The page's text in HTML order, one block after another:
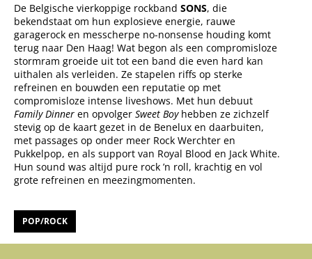
De Belgische vierkoppige rockband SONS, die
bekendstaat om hun explosieve energie, rauwe
garagerock en messcherpe no-nonsense houding komt
terug naar Den Haag! Wat begon als een compromisloze
stormram groeide uit tot een band die even hard kan
uithalen als verleiden. Ze stapelen riffs op sterke
refreinen en bouwden een reputatie op met
compromisloze intense liveshows. Met hun debuut
Family Dinner en opvolger Sweet Boyhebben ze zichzelf
stevig op de kaart gezet in de Benelux en daarbuiten,
met passages op onder meer Rock Werchter en
Pukkelpop, en als support van Royal Blood en Jack White.
Hun sound was altijd pure rock ’n roll, krachtig en vol
grote refreinen en meezingmomenten.
POP/ROCK